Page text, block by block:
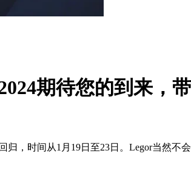
期待您的到来，
归，时间从1月19日至23日。Legor当然